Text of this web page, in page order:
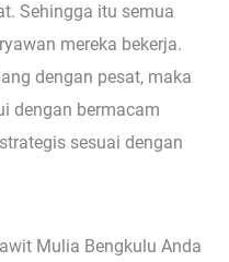
Sehingga itu semua
mereka bekerja.
dengan pesat, maka
dengan bermacam
sesuai dengan
Mulia Bengkulu Anda